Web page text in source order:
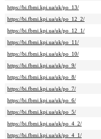
https://bi.fbmi.kpi.ua/uk/po_13/
https://bi.fbmi.kpi.ua/uk/po_12_2/
https://bi.fbmi.kpi.ua/uk/po_12_1/
https://bi.fbmi.kpi.ua/uk/po_11/
https://bi.fbmi.kpi.ua/uk/po_10/
https://bi.fbmi.kpi.ua/uk/po_9/
https://bi.fbmi.kpi.ua/uk/po_8/
https://bi.fbmi.kpi.ua/uk/po_7/
https://bi.fbmi.kpi.ua/uk/po_6/
https://bi.fbmi.kpi.ua/uk/po_5/
https://bi.fbmi.kpi.ua/uk/po_4_2/
https://bi.fbmi.kpi.ua/uk/po_4_1/